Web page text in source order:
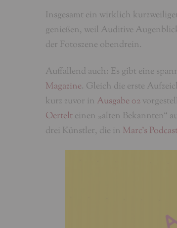
Insgesamt ein wirklich
genießen, weil Auditive
der Fotoszene obendrein.
Auffallend auch: Es gibt eine
Magazine. Gleich die erste
kurz zuvor in Ausgabe 02
Oertelteinen „alten Bekannten“
drei Künstler, die in Marc’s